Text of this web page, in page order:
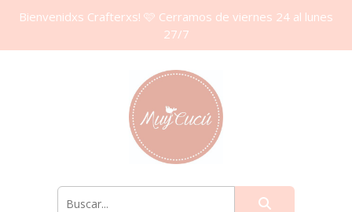
Bienvenidxs Crafterxs! 🩷 Cerramos de viernes 24 al lunes
27/7